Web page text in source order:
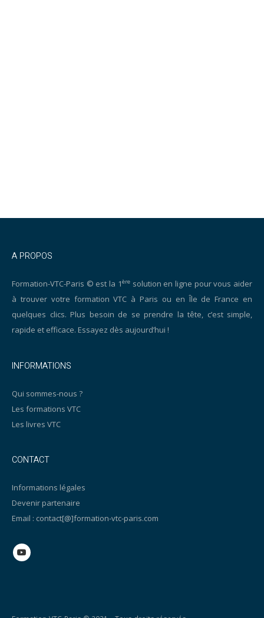
A PROPOS
Formation-VTC-Paris © est la 1èresolution en ligne pour vous aider
à trouver votre formation VTC à Paris ou en Île de France en
quelques clics. Plus besoin de se prendre la tête, c’est simple,
rapide et efficace. Essayez dès aujourd’hui !
INFORMATIONS
Qui sommes-nous ?
Les formations VTC
Les livres VTC
CONTACT
Informations légales
Devenir partenaire
Email : contact[@]formation-vtc-paris.com